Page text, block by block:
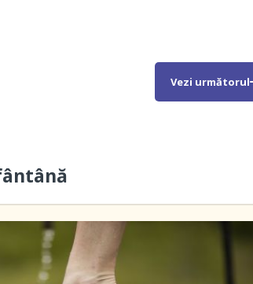
Vezi următorul